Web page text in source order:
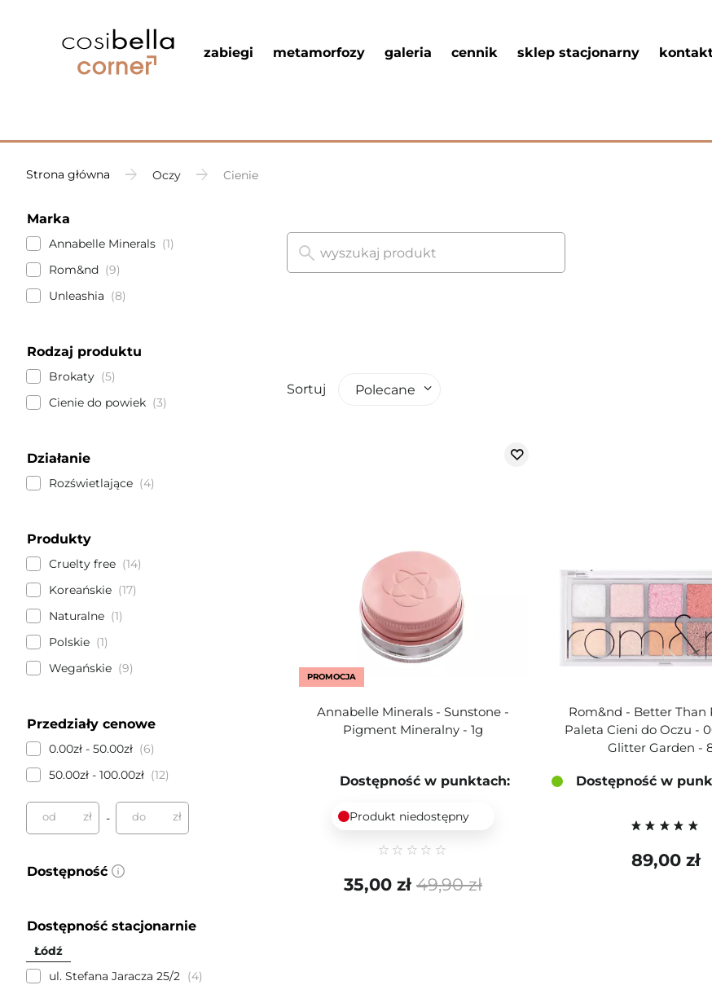
zabiegi metamorfozy galeria cennik sklep stacjonarny
Strona główna Oczy Cienie
Marka
Annabelle Minerals
1
Rom&nd
9
Unleashia
8
Rodzaj produktu
Brokaty
5
Cienie do powiek
3
Działanie
Rozświetlające 4
Produkty
Cruelty free
14
Koreańskie
17
Naturalne
1
Polskie
1
Wegańskie
9
Przedziały cenowe
0.00zł - 50.00zł
6
50.00zł - 100.00zł
12
od zł - do zł
Dostępność
Dostępność stacjonarnie
Łódź
ul. Stefana Jaracza 25/2
4
Sortuj Polecane
PROMOCJA
Annabelle Minerals - Sunstone -
Pigment Mineralny - 1g
Dostępność w punktach:
Produkt niedostępny
49,90 zł
35,00 zł
Rom&nd - Better Than
Paleta Cieni do Oczu -
Glitter Garden -
Dostępność w
89,00 zł